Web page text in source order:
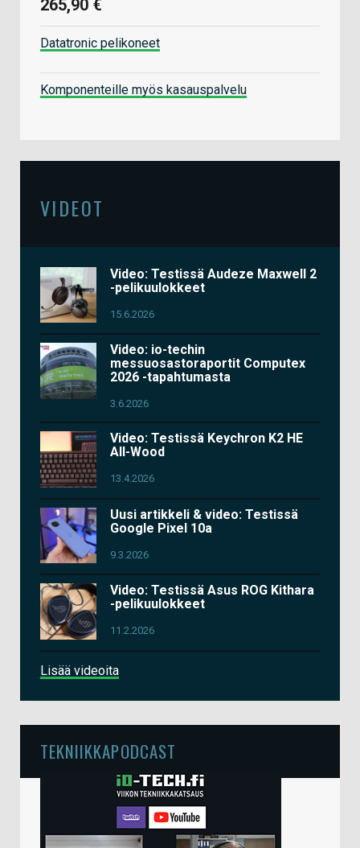
265,90 €
Datatronic pelikoneet
Komponenteille myös kasauspalvelu
VIDEOT
Video: Testissä Audeze Maxwell 2
-pelikuulokkeet
15.6.2026
Video: io-techin
messuosastoraportit Computex
2026 -tapahtumasta
3.6.2026
Video: Testissä Keychron K2 HE
All-Wood
13.4.2026
Uusi artikkeli & video: Testissä
Google Pixel 10a
9.3.2026
Video: Testissä Asus ROG Kithara
-pelikuulokkeet
11.2.2026
Lisää videoita
TEKNIIKKAPODCAST